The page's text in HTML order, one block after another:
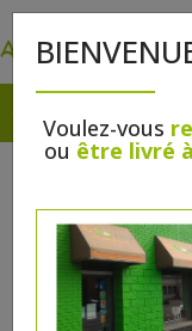
Voulez-vous
ou être livré